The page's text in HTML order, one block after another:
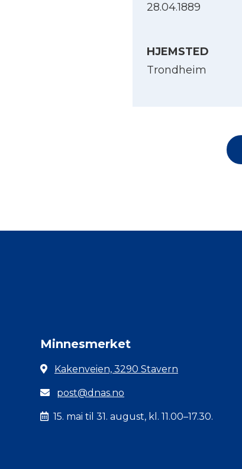
28.04.1889
HJEMSTED
Trondheim
Minnesmerket
Kakenveien, 3290 Stavern
post@dnas.no
15. mai til 31. august, kl. 11.00–17.30.